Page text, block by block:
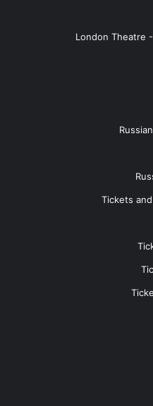
London Theatre
Tickets